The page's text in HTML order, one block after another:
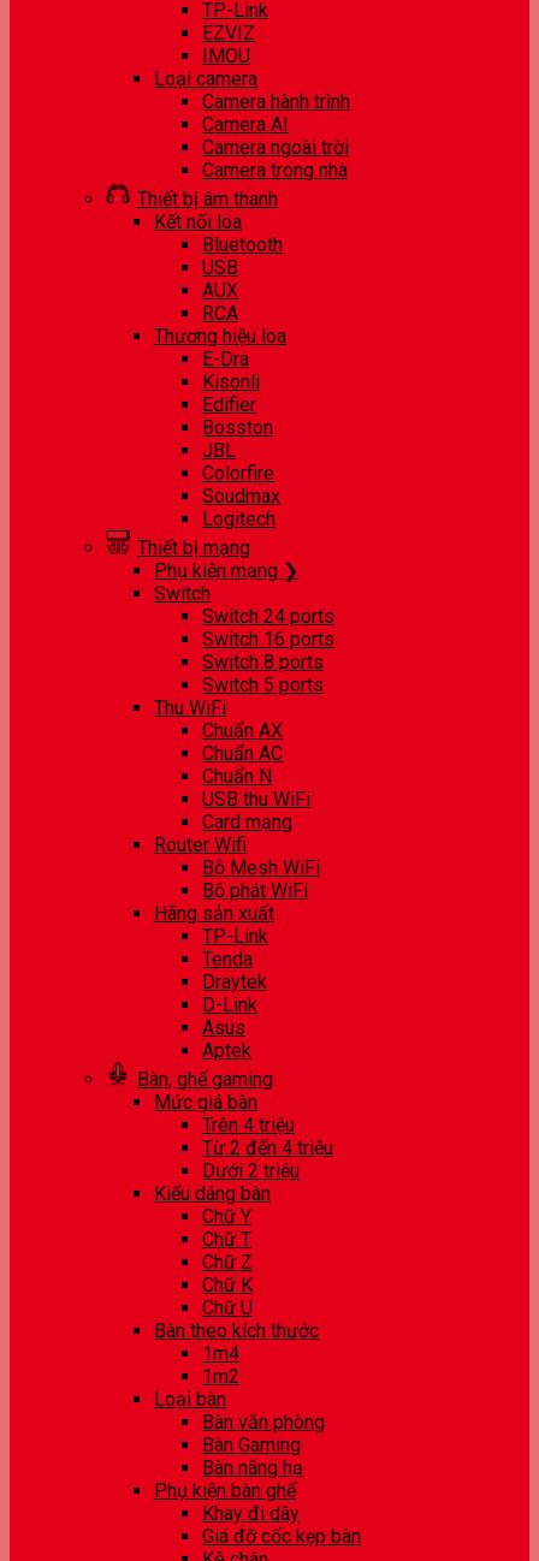
TP-Link
EZVIZ
IMOU
Loại camera
Camera hành trình
Camera AI
Camera ngoài trời
Camera trong nhà
Thiết bị âm thanh
Kết nối loa
Bluetooth
USB
AUX
RCA
Thương hiệu loa
E-Dra
Kisonli
Edifier
Bosston
JBL
Colorfire
Soudmax
Logitech
Thiết bị mạng
Phụ kiện mạng ❯
Switch
Switch 24 ports
Switch 16 ports
Switch 8 ports
Switch 5 ports
Thu WiFi
Chuẩn AX
Chuẩn AC
Chuẩn N
USB thu WiFi
Card mạng
Router Wifi
Bộ Mesh WiFi
Bộ phát WiFi
Hãng sản xuất
TP-Link
Tenda
Draytek
D-Link
Asus
Aptek
Bàn, ghế gaming
Mức giá bàn
Trên 4 triệu
Từ 2 đến 4 triệu
Dưới 2 triệu
Kiểu dáng bàn
Chữ Y
Chữ T
Chữ Z
Chữ K
Chữ U
Bàn theo kích thước
1m4
1m2
Loại bàn
Bàn văn phòng
Bàn Gaming
Bàn nâng hạ
Phụ kiện bàn ghế
Khay đi dây
Giá đỡ cốc kẹp bàn